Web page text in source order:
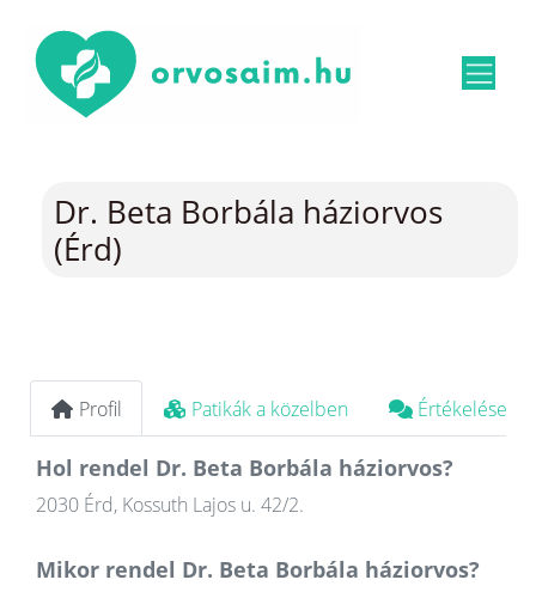
Dr. Beta Borbála háziorvos
(Érd)
Profil Patikák a közelben Értékelések
Hol rendel Dr. Beta Borbála háziorvos?
2030 Érd, Kossuth Lajos u. 42/2.
Mikor rendel Dr. Beta Borbála háziorvos?